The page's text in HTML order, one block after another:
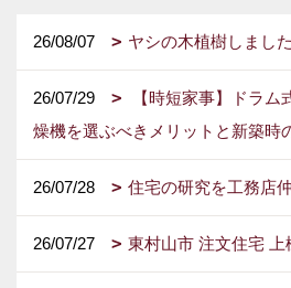
26/08/07 ヤシの木植樹しました
26/07/29
【時短家事】ドラム
燥機を選ぶべきメリットと新築時
26/07/28 住宅の研究を工務店
26/07/27 東村山市 注文住宅 上